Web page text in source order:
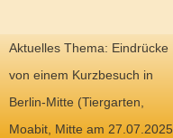
Aktuelles Thema: Eindrücke
von einem Kurzbesuch in
Berlin-Mitte (Tiergarten,
Moabit, Mitte am 27.07.2025